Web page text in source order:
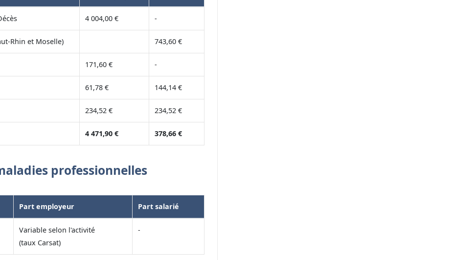
4 004,00 € -
Rhin et Moselle) 743,60 €
171,60 € -
61,78 € 144,14 €
234,52 € 234,52 €
4 471,90 € 378,66 €
professionnelles
Part employeur Part salarié
Variable selon l'activité
(taux Carsat)
-